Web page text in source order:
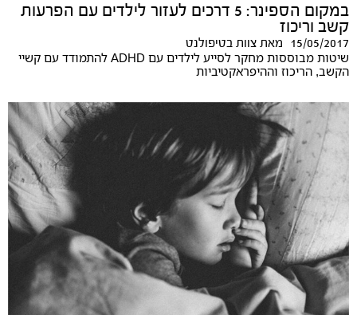
במקום הספינר: 5 דרכים לעזור לילדים עם הפרעות
קשב וריכוז
15/05/2017 מאת צוות בטיפולנט
שיטות מבוססות מחקר לסייע לילדים עם ADHD להתמודד עם קשיי
הקשב, הריכוז וההיפראקטיביות